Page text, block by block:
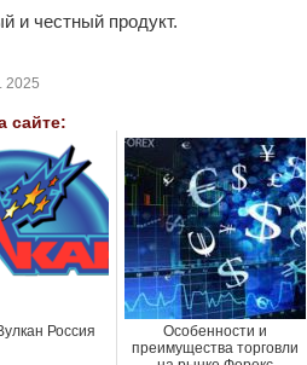
и честный продукт.
2025
сайте:
Россия
Особенности и
преимущества торговли